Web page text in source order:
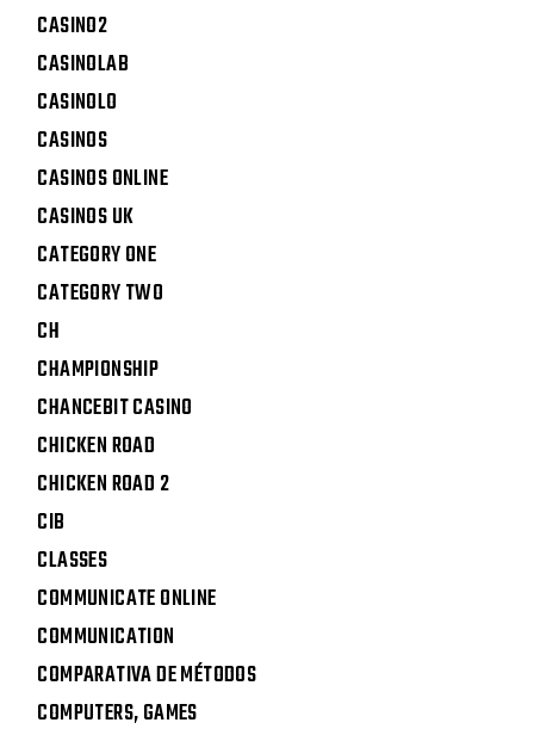
CASINO2
CASINOLAB
CASINOLO
CASINOS
CASINOS ONLINE
CASINOS UK
CATEGORY ONE
CATEGORY TWO
CH
CHAMPIONSHIP
CHANCEBIT CASINO
CHICKEN ROAD
CHICKEN ROAD 2
CIB
CLASSES
COMMUNICATE ONLINE
COMMUNICATION
COMPARATIVA DE MÉTODOS
COMPUTERS, GAMES